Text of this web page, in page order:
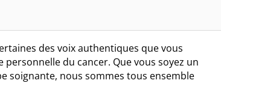
des voix authentiques que vous
du cancer. Que vous soyez un
soignante, nous sommes tous ensemble